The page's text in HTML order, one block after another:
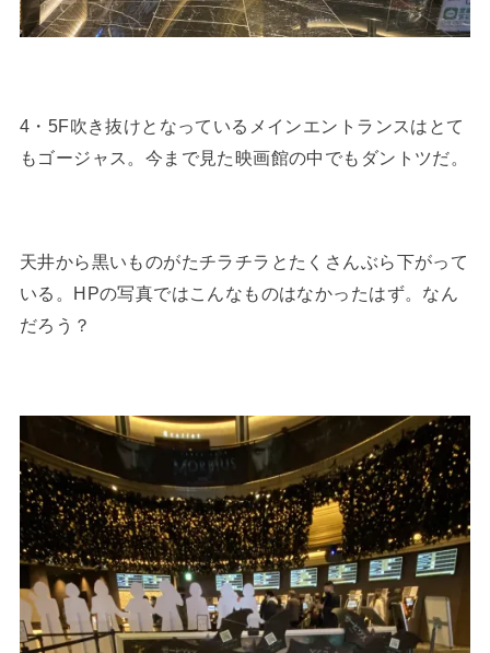
4・5F吹き抜けとなっているメインエントランスはとて
もゴージャス。今まで見た映画館の中でもダントツだ。
天井から黒いものがたチラチラとたくさんぶら下がって
いる。HPの写真ではこんなものはなかったはず。なん
だろう？